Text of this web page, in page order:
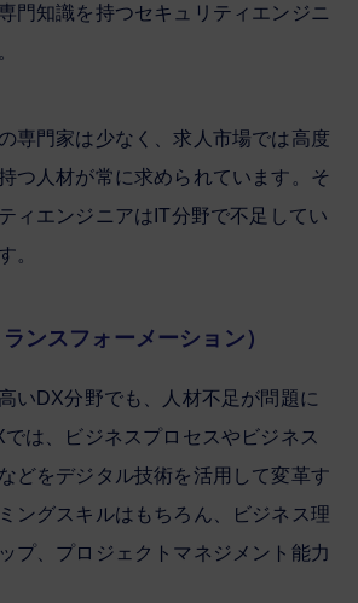
門知識を持つセキュリティエンジニ
専門家は少なく、求人市場では高度
つ人材が常に求められています。そ
ィエンジニアはIT分野で不足してい
。
ンスフォーメーション）
いDX分野でも、人材不足が問題に
は、ビジネスプロセスやビジネス
どをデジタル技術を活用して変革す
ングスキルはもちろん、ビジネス理
プ、プロジェクトマネジメント能力